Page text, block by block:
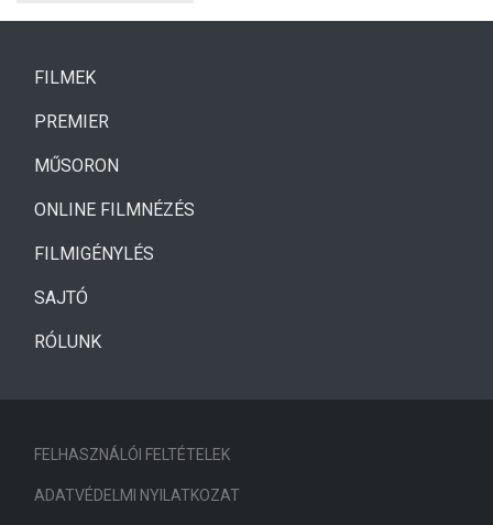
FILMEK(CURRENT)
PREMIER
MŰSORON
ONLINE FILMNÉZÉS
FILMIGÉNYLÉS
SAJTÓ
RÓLUNK
FELHASZNÁLÓI FELTÉTELEK
ADATVÉDELMI NYILATKOZAT